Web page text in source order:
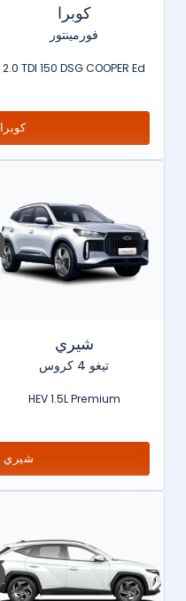
كوبرا
فورمينتور
2.0 TDI 150 DSG COOPER Ed
فولفو VS كوبرا
شيري
تيغو 4 كروس
HEV 1.5L Premium
هيونداي VS شيري